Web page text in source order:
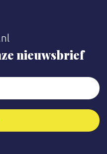
nieuwsbrief